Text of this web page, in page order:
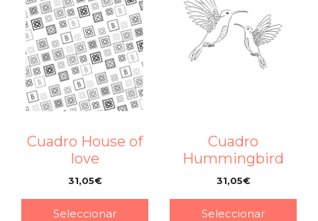
Cuadro House of
love
31,05€
Seleccionar
Cuadro
Hummingbird
31,05€
Seleccionar